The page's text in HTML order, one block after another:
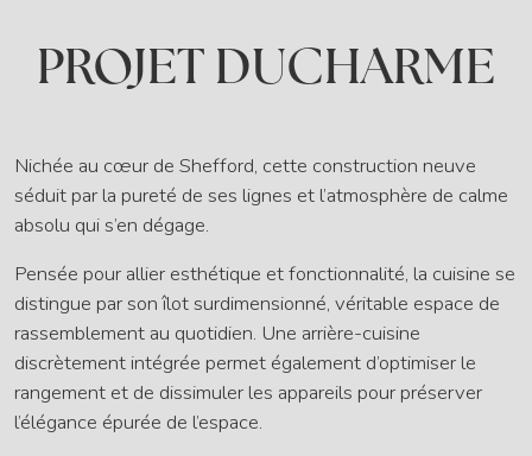
PROJET DUCHARME
Nichée au cœur de Shefford, cette construction neuve
séduit par la pureté de ses lignes et l’atmosphère de calme
absolu qui s’en dégage.
Pensée pour allier esthétique et fonctionnalité, la cuisine se
distingue par son îlot surdimensionné, véritable espace de
rassemblement au quotidien. Une arrière-cuisine
discrètement intégrée permet également d’optimiser le
rangement et de dissimuler les appareils pour préserver
l’élégance épurée de l’espace.